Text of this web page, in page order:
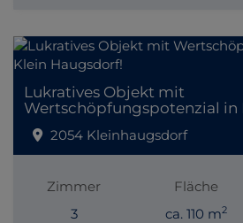
Lukratives Objekt mit
Wertschöpfungspotenzial in
2054 Kleinhaugsdorf
Zimmer
3
Fläche
ca. 110 m2